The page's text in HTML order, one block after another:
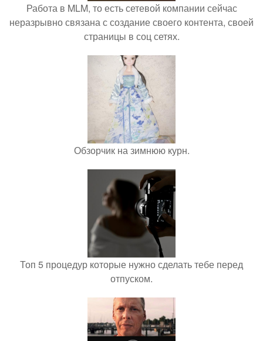
Работа в MLM, то есть сетевой компании сейчас
неразрывно связана с создание своего контента, своей
страницы в соц сетях.
Обзорчик на зимнюю курн.
Топ 5 процедур которые нужно сделать тебе перед
отпуском.